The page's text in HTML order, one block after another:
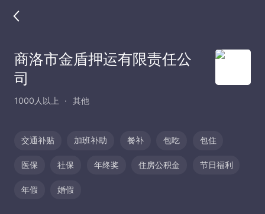
商洛市金盾押运有限责任公
司
1000人以上 其他
交通补贴 加班补助 餐补 包吃 包住
医保 社保 年终奖 住房公积金 节日福利
年假 婚假